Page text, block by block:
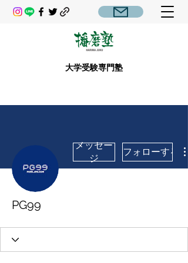
大学受験専門塾
メッセー
ジ
フォローする
PG99